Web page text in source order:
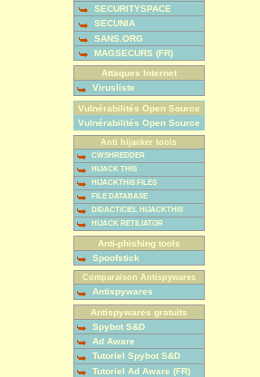
SECURITYSPACE
SECUNIA
SANS.ORG
MAGSECURS (FR)
Attaques Internet
Virusliste
Vulnérabilités Open Source
Vulnérabilités Open Source
Anti hijacker tools
CWSHREDDER
HIJACK THIS
HIJACKTHIS FILES
FILE DATABASE
DIDACTICIEL HIJACKTHIS
HIJACK RETILIATOR
Anti-phishing tools
Spoofstick
Comparaison Antispywares
Antispywares
Antispywares gratuits
Spybot S&D
Ad Aware
Tutoriel Spybot S&D
Tutoriel Ad Aware (FR)